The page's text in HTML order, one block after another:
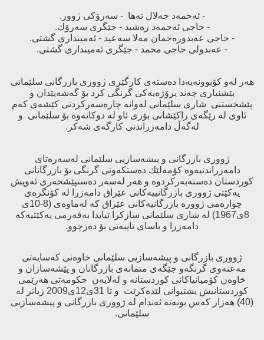
- ئه‌حمه‌د جه‌لال ته‌ها - سه‌رۆكی‌ ژوور.
- حاجی‌ ئه‌حمه‌د ره‌شید - جێگری‌ سه‌رۆك.
- حاجی‌ عه‌بدوره‌حمان مه‌لا سه‌عید - ئه‌مینداری‌ گشتی‌.
- عه‌بدولی‌ حاجی‌ محمد - جێگری‌ ئه‌مینداری‌ گشتی‌.
هه‌ر له‌و كۆبوونه‌یه‌دا ده‌سته‌ی‌ كارگێری‌ ژووری‌ بازرگانی‌ سلێمانی‌
پێشنیاری‌ چه‌ند پرۆژه‌یه‌كی‌ گرنگی‌ كرد بۆ گه‌شه‌پێدان و
پێشخستنی‌ شاری‌ سلێمانی‌ له‌وانه‌ چاره‌سه‌ركردنی‌ كێشه‌ی‌ كه‌م
ئاوی‌ له‌ رێگه‌ی‌ راكێشانی‌ بۆری‌ ئاو له‌ دوكانه‌وه‌ بۆ سلێمانی‌ و
له‌گه‌ڵ دامه‌زراندنی‌ كارگه‌ی‌ شه‌كر.
ژووری‌ بازرگانی‌ و پیشه‌سازیی سلێمانی‌ له‌سه‌ره‌تای‌
دامه‌زراندنیه‌وه‌ كۆمه‌لێك ده‌ستكه‌وتی‌ گرنگی‌ بۆ بازرگانانی
كوردستان ده‌سته‌به‌ركردوه‌ و هه‌ر له‌سه‌ر ده‌ستپێشخه‌ری‌ ئه‌ویش
یه‌كێتی‌ ژووری‌ بازرگانییه‌كانی‌ عێراق دامه‌زرا له‌ كۆنگره‌ی‌
چواره‌می‌ ژووره‌ بازرگانیه‌كانی‌ عێراق كه‌ له‌ماوه‌ی‌ (8-10ی
8ی1967) له‌ شاری‌ سلێمانی‌ سازكرا تیایدا به‌فه‌رمی‌ یه‌كێتیه‌كه‌
دامه‌زرا و یاسای‌ تایبه‌تی‌ بۆ ده‌رچوو.
ژووری‌ بازرگانی‌ و پیشه‌سازیی سلێمانی‌ خاوه‌نی‌ كه‌سایه‌تی‌
مه‌عنه‌وی‌ گرنگه‌و جێگه‌ی‌ متمانه‌ی‌ بازرگانان و پێشه‌سازان و
خاوه‌ن كۆمپانیاكانی‌ كوردستانه‌ و له‌لایه‌ن حكومه‌تی‌ هه‌رێمی‌
كوردستانیش پشتیوانی‌ لێده‌كرێت و تا 31ی12ی2009 زیاتر له‌
(40) هه‌زار كه‌س بونه‌ته‌ ئه‌ندام له‌ ژووری‌ بازرگانی‌ و پیشه‌سازیی
سلێمانی‌.